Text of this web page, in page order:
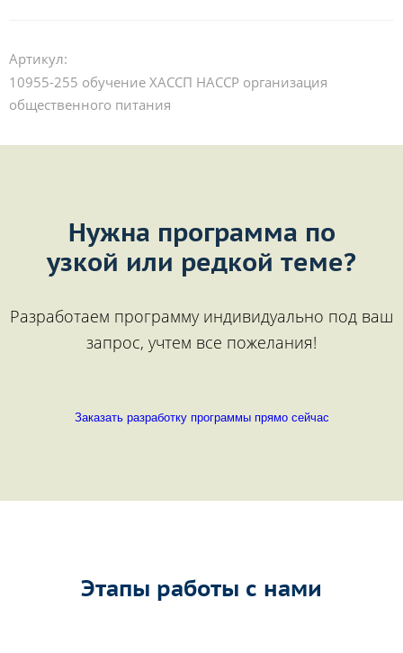
Артикул:
10955-255 обучение ХАССП HACCP организация
общественного питания
Нужна программа по
узкой или редкой теме?
Разработаем программу индивидуально под ваш
запрос, учтем все пожелания!
Заказать разработку программы прямо сейчас
Этапы работы с нами